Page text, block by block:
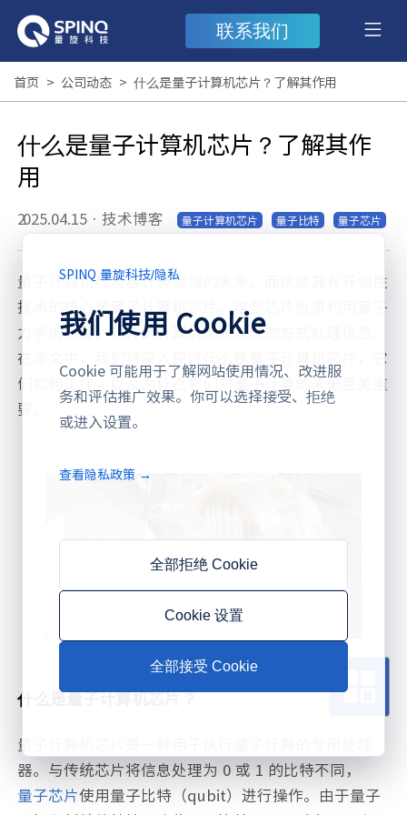
联系我们
首页 > 公司动态 > 什么是量子计算机芯片？了解其作用
什么是量子计算机芯片？了解其作
用
2025.04.15 · 技术博客 量子计算机芯片 量子比特 量子芯片
量子计算机代表着计算领域的未来，而这项具有开创性
技术的核心是量子计算机芯片。这些芯片负责利用量子
力学的力量，以传统计算机无法实现的方式处理信息。
在本文中，我们将深入探讨什么是量子计算机芯片，它
们如何工作，以及为什么它们对量子计算的未来至关重
要。
什么是量子计算机芯片？
量子计算机芯片是一种用于执行量子计算的专用处理
器。与传统芯片将信息处理为 0 或 1 的比特不同，
量子芯片使用量子比特（qubit）进行操作。由于量子
SPINQ 量旋科技/隐私
我们使用 Cookie
Cookie 可能用于了解网站使用情况、改进服
务和评估推广效果。你可以选择接受、拒绝
或进入设置。
查看隐私政策 →
全部拒绝 Cookie
Cookie 设置
全部接受 Cookie